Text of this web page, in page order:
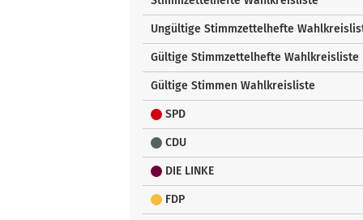
Ungültige Stimmzettelhefte
Gültige Stimmzettelhefte Wahlkreisliste
Gültige Stimmen Wahlkreisliste
SPD
CDU
DIE LINKE
FDP